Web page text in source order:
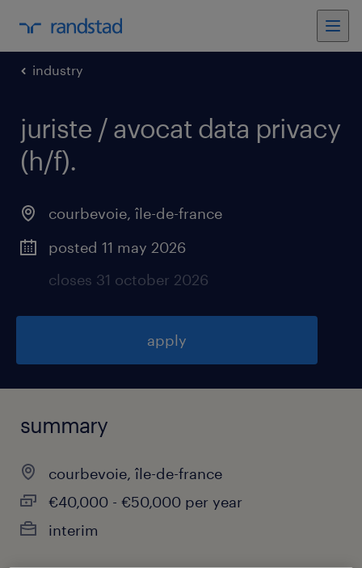
industry
juriste / avocat data privacy
(h/f).
courbevoie, île-de-france
posted 11 may 2026
closes 31 october 2026
apply
summary
courbevoie, île-de-france
€40,000 - €50,000 per year
interim